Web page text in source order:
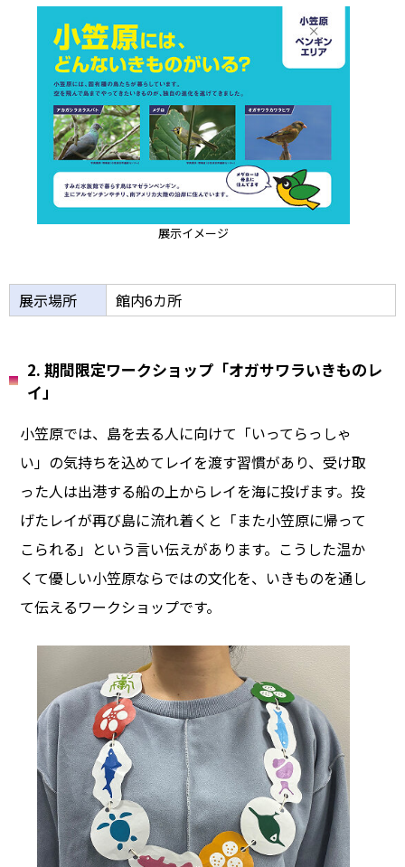
展示イメージ
展示場所 館内6カ所
2. 期間限定ワークショップ「オガサワラいきものレ
イ」
小笠原では、島を去る人に向けて「いってらっしゃ
い」の気持ちを込めてレイを渡す習慣があり、受け取
った人は出港する船の上からレイを海に投げます。投
げたレイが再び島に流れ着くと「また小笠原に帰って
こられる」という言い伝えがあります。こうした温か
くて優しい小笠原ならではの文化を、いきものを通し
て伝えるワークショップです。